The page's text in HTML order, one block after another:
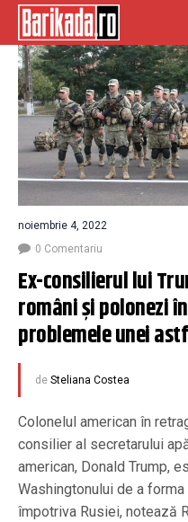
noiembrie 4, 2022
0 Comentariu
Ex-consilierul lui
români și polonezi
problemele unei
de Steliana Costea
Colonelul american în
consilier al secretarului
american, Donald Trump,
Washingtonului de a
împotriva Rusiei, notează